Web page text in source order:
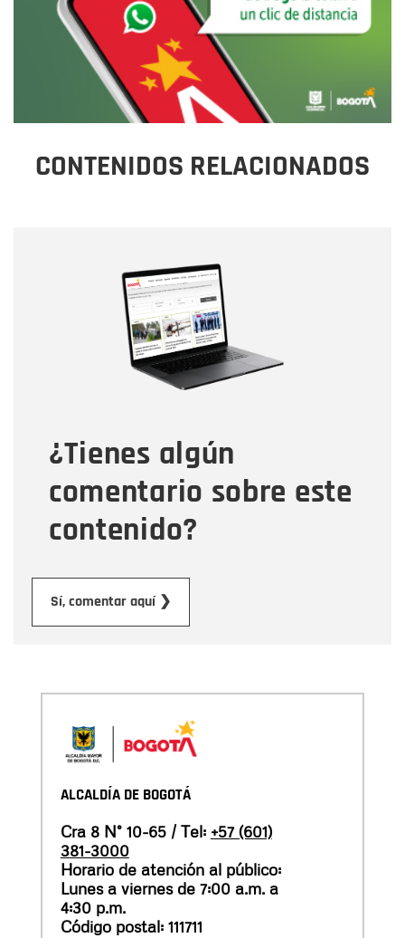
CONTENIDOS RELACIONADOS
¿Tienes algún
comentario sobre este
contenido?
Sí, comentar aquí ❯
Correo electrónico
Tipo de comentario
Mensaje
ALCALDÍA DE BOGOTÁ
Cra 8 N° 10-65 / Tel: +57 (601)
381-3000
Horario de atención al público:
Lunes a viernes de 7:00 a.m. a
4:30 p.m.
Código postal: 111711